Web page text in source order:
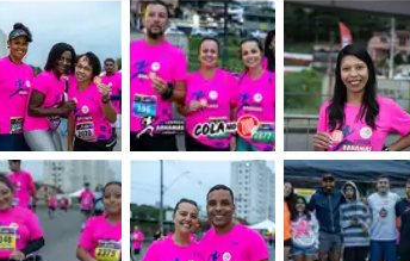
&nbsp; &nbsp;
&nbsp; &nbsp;